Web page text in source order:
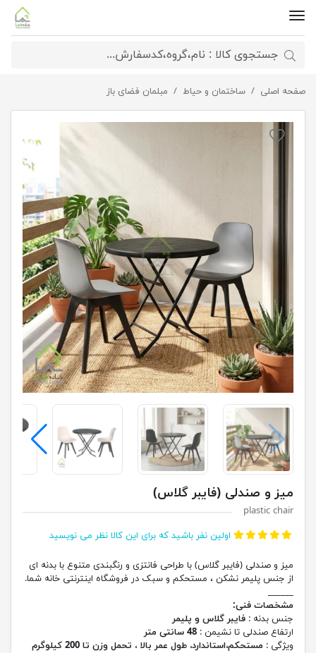
صفحه اصلی ساختمان و حیاط مبلمان فضای باز میز و صندلی (فایبر گلاس)
میز و صندلی (فایبر گلاس)
plastic chair
اولین نفر باشید که برای این کالا نظر می نویسید
میز و صندلی (فایبر گلاس) با طراحی فانتزی و رنگبندی متنوع با بدنه ای
از جنس پلیمر نشکن ، مستحکم و سبک در فروشگاه اینترنتی خانه شما.
______
مشخصات فنی:
جنس بدنه : فایبر گلاس و پلیمر
ارتفاع صندلی تا نشیمن : 48 سانتی متر
ویژگی : مستحکم،استاندارد، طول عمر بالا ، تحمل وزن تا 200 کیلوگرم